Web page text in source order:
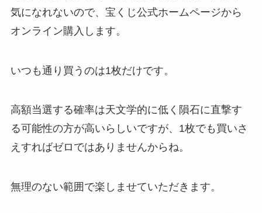
気になれないので、宝くじ公式ホームページから
オンライン購入します。
いつも通り買うのは1枚だけです。
高額当選する確率は天文学的に低く隕石に直撃す
る可能性の方が高いらしいですが、1枚でも買いさ
えすればゼロではありませんからね。
無理のない範囲で楽しませていただきます。